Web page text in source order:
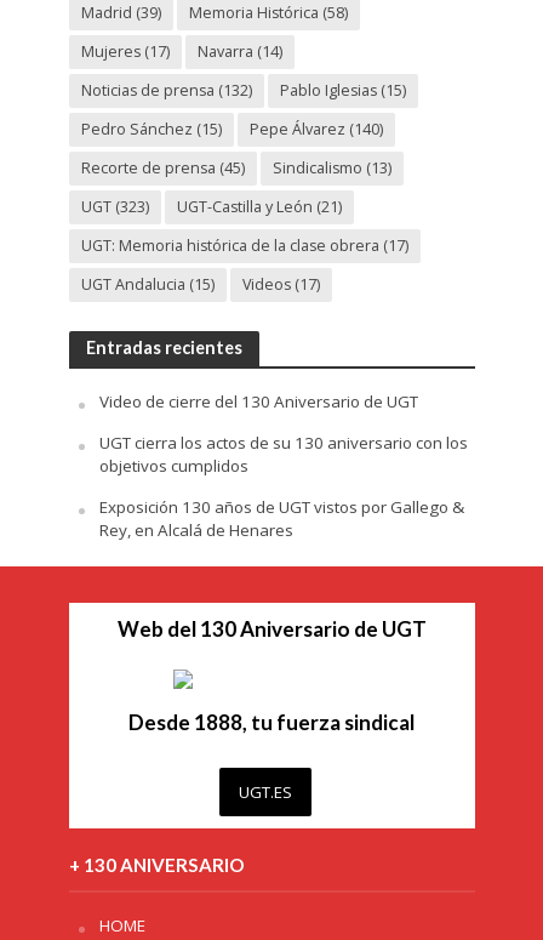
Madrid (39) Memoria Histórica (58)
Mujeres(17) Navarra (14)
Noticias de prensa (132) Pablo Iglesias(15)
Pedro Sánchez (15) Pepe Álvarez (140)
Recorte de prensa (45) Sindicalismo (13)
UGT(323) UGT-Castilla y León (21)
UGT: Memoria histórica de la clase obrera (17)
UGT Andalucia (15) Videos(17)
Entradas recientes
Video de cierre del 130 Aniversario de UGT
UGT cierra los actos de su 130 aniversario con los
objetivos cumplidos
Exposición 130 años de UGT vistos por Gallego &
Rey, en Alcalá de Henares
Web del 130 Aniversario de UGT
Desde 1888, tu fuerza sindical
UGT.ES
+ 130 ANIVERSARIO
HOME